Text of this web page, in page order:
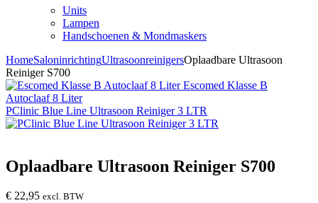
Units
Lampen
Handschoenen & Mondmaskers
HomeSaloninrichtingUltrasoonreinigersOplaadbare Ultrasoon
Reiniger S700
Escomed Klasse B
Autoclaaf 8 Liter
PClinic Blue Line Ultrasoon Reiniger 3 LTR
Oplaadbare Ultrasoon Reiniger S700
€ 22,95 excl. BTW